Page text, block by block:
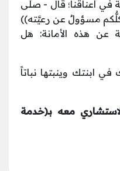
في أعناقنا؛ قال - صلَّى
مسؤولٌ عن رعيَّته))
عن هذه الأمانة: هل
ابنتك وينبتها نباتاً
معه بـ(خدمة